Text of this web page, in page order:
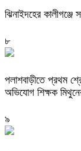
ঝিনাইদহের কালীগঞ্জে
৮
পলাশবাড়ীতে প্রথম
অভিযোগ শিক্ষক
৯